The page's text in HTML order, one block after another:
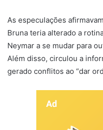
As especulações
Bruna teria alterado a
Neymar a se mudar para
Além disso, circulou a
gerado conflitos ao “dar